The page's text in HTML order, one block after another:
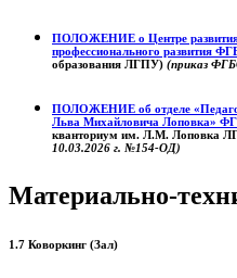
ПОЛОЖЕНИЕ о Центре
профессионального развития
образования ЛГПУ) (приказ
ПОЛОЖЕНИЕ об отделе
Льва Михайловича Лоповка»
кванториум им. Л.М. Лоповка
10.03.2026 г. №154-ОД)
Материально-
1.7 Коворкинг (Зал)